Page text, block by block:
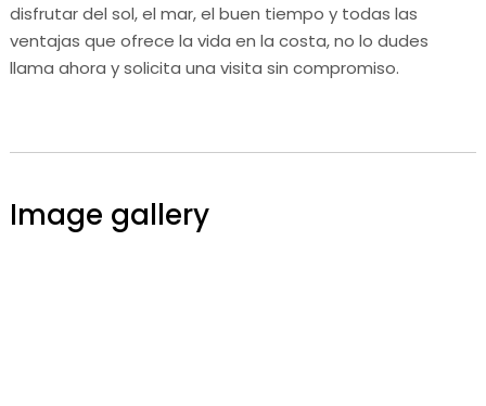
disfrutar del sol, el mar, el buen tiempo y todas las
ventajas que ofrece la vida en la costa, no lo dudes
llama ahora y solicita una visita sin compromiso.
Image gallery